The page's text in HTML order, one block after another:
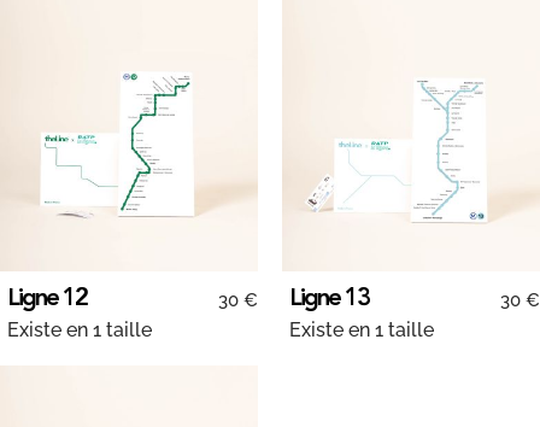
Ligne 12 30 €
Existe en 1 taille
Ligne 13 30 €
Existe en 1 taille